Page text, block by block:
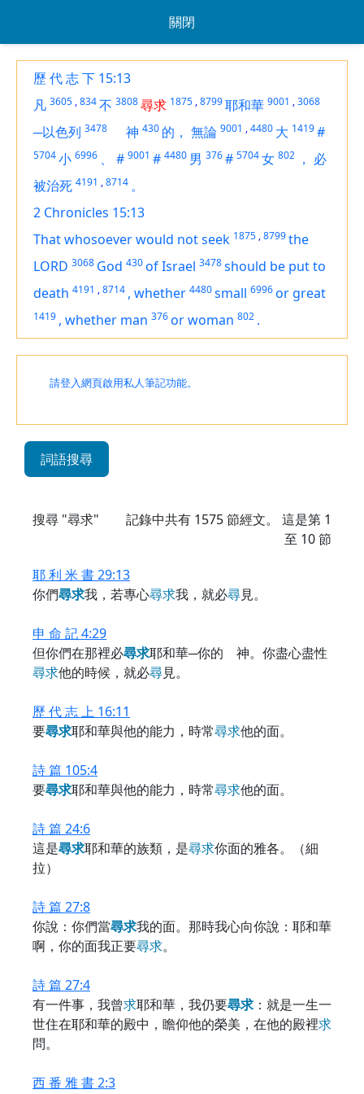
關閉
歷 代 志 下 15:13
凡 3605 ,834不 3808尋求 1875 ,8799耶和華 9001 ,3068
─以色列 3478 神 430 的， 無論 9001 ,4480 大 1419#
5704小 6996 、 # 9001 # 4480 男 376# 5704女 802 ， 必
被治死 4191 ,8714 。
2 Chronicles 15:13
That whosoever would not seek 1875 ,8799the
LORD 3068 God 430of Israel 3478should be put to
death 4191 ,8714 , whether 4480small 6996or great
1419 , whether man 376or woman 802 .
請登入網頁啟用私人筆記功能。
詞語搜尋
搜尋 "尋求" 記錄中共有 1575節經文。 這是第 1
至 10 節
耶 利 米 書 29:13
你們尋求我，若專心尋求我，就必尋見。
申 命 記 4:29
但你們在那裡必尋求耶和華─你的 神。你盡心盡性
尋求他的時候，就必尋見。
歷 代 志 上 16:11
要尋求耶和華與他的能力，時常尋求他的面。
詩 篇 105:4
要尋求耶和華與他的能力，時常尋求他的面。
詩 篇 24:6
這是尋求耶和華的族類，是尋求你面的雅各。（細
拉）
詩 篇 27:8
你說：你們當尋求我的面。那時我心向你說：耶和華
啊，你的面我正要尋求。
詩 篇 27:4
有一件事，我曾求耶和華，我仍要尋求：就是一生一
世住在耶和華的殿中，瞻仰他的榮美，在他的殿裡求
問。
西 番 雅 書 2:3